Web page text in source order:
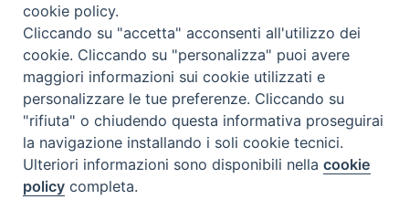
Diocesi
di Como
Diocesi di Como | piazza Grimoldi, 5
Riproduzione solo con permesso.
cookie policy.
Cliccando su "accetta" acconsenti all'utilizzo dei
cookie. Cliccando su "personalizza" puoi avere
maggiori informazioni sui cookie utilizzati e
personalizzare le tue preferenze. Cliccando su
"rifiuta" o chiudendo questa informativa proseguirai
la navigazione installando i soli cookie tecnici.
Ulteriori informazioni sono disponibili nellacookie
policy completa.